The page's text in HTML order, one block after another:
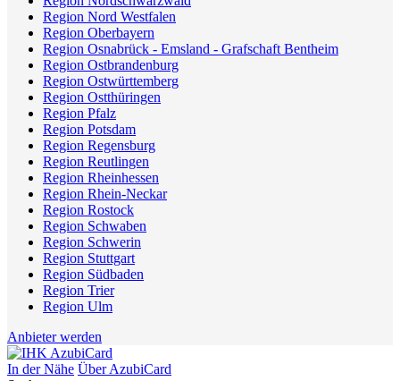
Region Nord Westfalen
Region Oberbayern
Region Osnabrück - Emsland - Grafschaft Bentheim
Region Ostbrandenburg
Region Ostwürttemberg
Region Ostthüringen
Region Pfalz
Region Potsdam
Region Regensburg
Region Reutlingen
Region Rheinhessen
Region Rhein-Neckar
Region Rostock
Region Schwaben
Region Schwerin
Region Stuttgart
Region Südbaden
Region Trier
Region Ulm
Anbieter werden
In der Nähe Über AzubiCard